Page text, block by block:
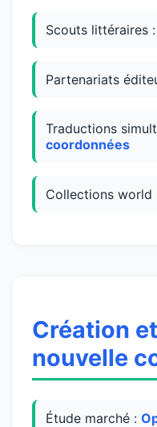
Scouts littéraires :
Partenariats
Traductions
coordonnées
Collections world
Création
nouvelle
Étude marché :